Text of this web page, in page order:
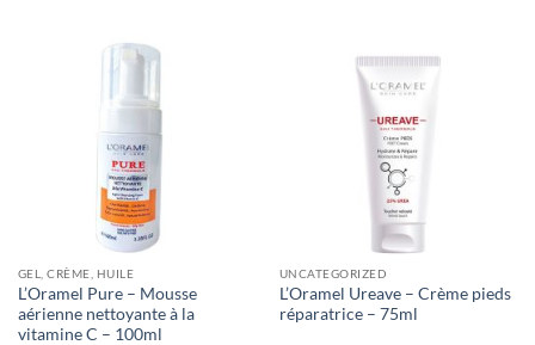
GEL, CRÈME, HUILE
L’Oramel Pure – Mousse
aérienne nettoyante à la
vitamine C – 100ml
UNCATEGORIZED
L’Oramel Ureave – Crème pieds
réparatrice – 75ml